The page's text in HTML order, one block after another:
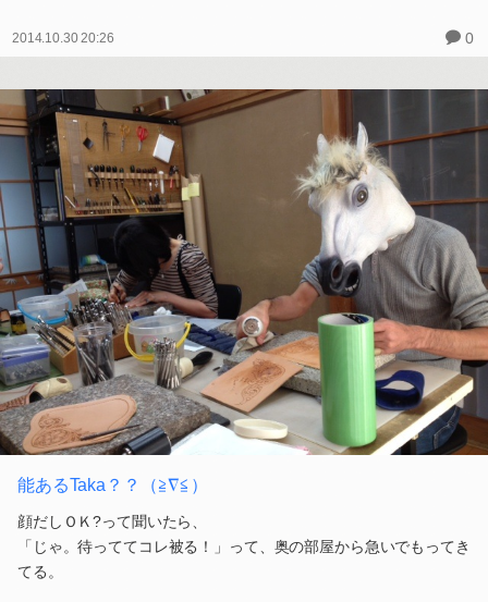
2014.10.30 20:26 0
能あるTaka？？（≧∇≦）
顔だしＯＫ?って聞いたら、
「じゃ。待っててコレ被る！」って、奥の部屋から急いでもってき
てる。